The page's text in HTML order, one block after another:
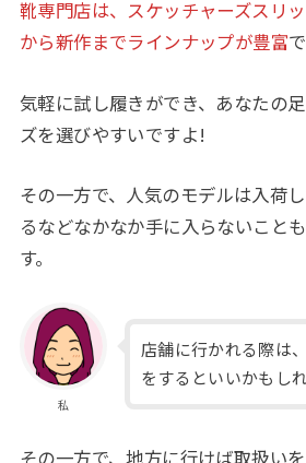
靴専門店は、スケッチャーズスリ
から新作までラインナップが豊富
気軽に試し履きができ、あなたの
ズを選びやすいですよ!
その一方で、人気のモデルは入荷
るなどなかなか手に入らないこと
す。
私
店舗に行かれる際は
をするといいかもし
その一方で、地方に行けば取扱い